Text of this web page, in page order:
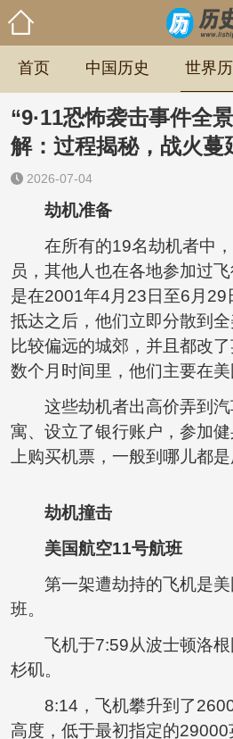
首页 中国历史 世界
“9·11恐怖袭击事件全
解：过程揭秘，战火蔓
2026-07-04
劫机准备
在所有的19名劫机者中
员，其他人也在各地参加过
是在2001年4月23日至6月29
抵达之后，他们立即分散到
比较偏远的城郊，并且都改
数个月时间里，他们主要在美
这些劫机者出高价弄到
寓、设立了银行账户，参加
上购买机票，一般到哪儿都是
劫机撞击
美国航空11号航班
第一架遭劫持的飞机是
班。
飞机于7:59从波士顿洛
杉矶。
8:14，飞机攀升到了
高度，低于最初指定的